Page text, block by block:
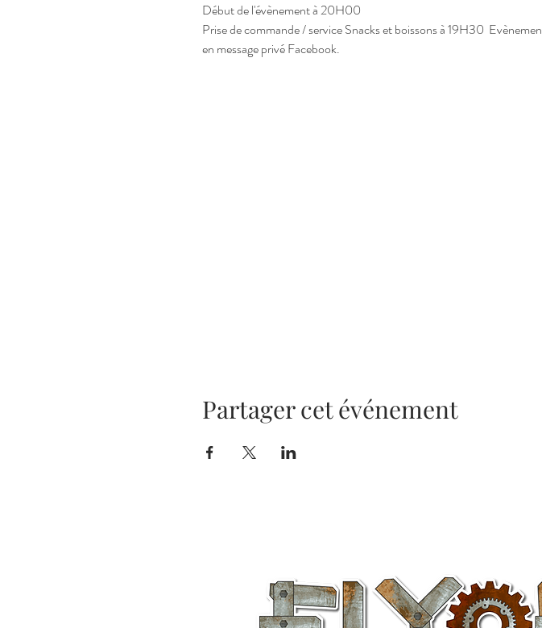
Début de l'évènement à 20H00
Prise de commande / service Snacks et boissons à 19H30
en message privé Facebook.
Partager cet événement